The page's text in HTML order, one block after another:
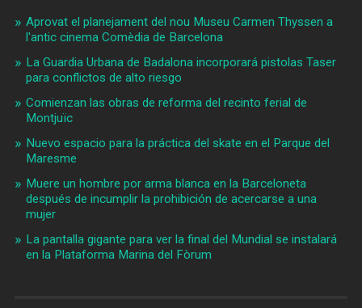
Aprovat el planejament del nou Museu Carmen Thyssen a
l'antic cinema Comèdia de Barcelona
La Guardia Urbana de Badalona incorporará pistolas Taser
para conflictos de alto riesgo
Comienzan las obras de reforma del recinto ferial de
Montjuïc
Nuevo espacio para la práctica del skate en el Parque del
Maresme
Muere un hombre por arma blanca en la Barceloneta
después de incumplir la prohibición de acercarse a una
mujer
La pantalla gigante para ver la final del Mundial se instalará
en la Plataforma Marina del Fòrum